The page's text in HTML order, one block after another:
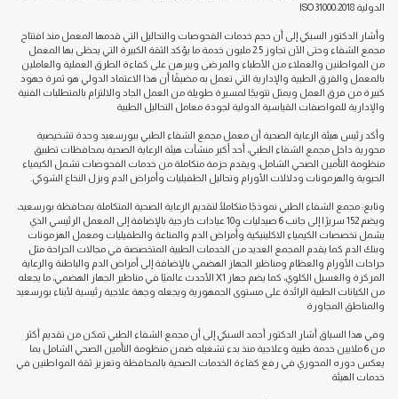
الدولية ISO 31000:2018
وأشار الدكتور السبكي إلى أن حجم خدمات الفحوصات والتحاليل التي قدمها المعمل منذ افتتاح
مجمع الشفاء وحتى الآن تجاوز 2.5 مليون خدمة ما يؤكد الثقة الكبيرة التي يحظى بها المعمل
من المواطنين والعملاء من الأطباء والمرضى ويبرهن على كفاءة الطرق العملية والعاملين
بالمعمل والفرق الطبية والإدارية التي تعمل به مضيفًا أن هذا الاعتماد الدولي هو ثمرة جهود
كبيرة من فرق العمل ويمثل تتويجًا لمسيرة طويلة من العمل الجاد والالتزام بالمتطلبات الفنية
والإدارية للمواصفات القياسية الدولية لجودة معامل التحاليل الطبية
وأكد رئيس هيئة الرعاية الصحية أن معمل مجمع الشفاء الطبي ببورسعيد وحدة تشخيصية
محورية داخل مجمع الشفاء الطبي، أحد أكبر منشآت هيئة الرعاية الصحية بمحافظات تطبيق
منظومة التأمين الصحي الشامل، ويقدم حزمة متكاملة من خدمات الفحوصات تشمل الكيمياء
الحيوية والهرمونات ودلالات الأورام وتحاليل الطفيليات وأمراض الدم وبزل النخاع الشوكي.
وتابع: مجمع الشفاء الطبي نموذجًا متكاملًا لتقديم الرعاية الصحية المتكاملة بمحافظة بورسعيد،
ويضم 152 سريرًا إلى جانب 6 صيدليات و10 عيادات خارجية بالإضافة إلى المعمل الرئيسي الذي
يشمل تخصصات الكيمياء الاكلينيكية وأمراض الدم والمناعة والطفيليات ومعمل الهرمونات
وبنك الدم كما يقدم المجمع العديد من الخدمات الطبية المتخصصة في مجالات الجراحة مثل
جراحات الأورام والعظام ومناظير الجهاز الهضمي بالإضافة إلى أمراض الدم والباطنة والرعاية
المركزة والغسيل الكلوي، كما يضم جهاز X1 الأحدث عالميًا في مناظير الجهاز الهضمي، ما يجعله
من الكيانات الطبية الرائدة على مستوى الجمهورية ويجعله وجهة علاجية رئيسية لأبناء بورسعيد
والمناطق المجاورة
وفي هذا السياق أشار الدكتور أحمد السبكي إلى أن مجمع الشفاء الطبي تمكن من تقديم أكثر
من 6 ملايين خدمة طبية وعلاجية منذ بدء تشغيله ضمن منظومة التأمين الصحي الشامل بما
يعكس دوره المحوري في رفع كفاءة الخدمات الصحية بالمحافظة وتعزيز ثقة المواطنين في
خدمات الهيئة